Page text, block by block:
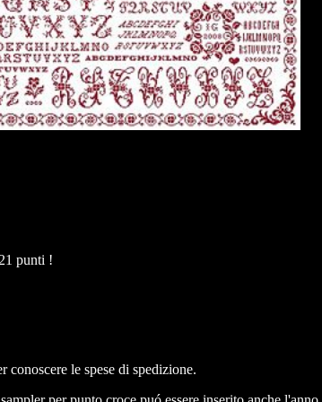
punti !
conoscere le spese di spedizione.